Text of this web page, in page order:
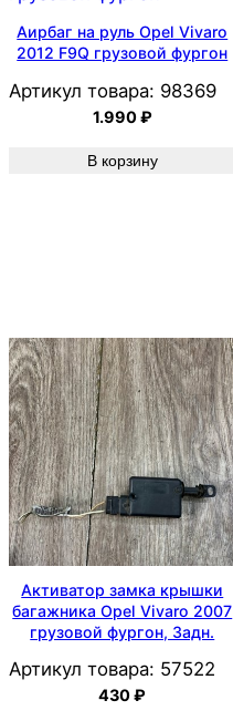
Аирбаг на руль Opel Vivaro
2012 F9Q грузовой фургон
Артикул товара: 98369
1.990₽
В корзину
Активатор замка крышки
багажника Opel Vivaro 2007
грузовой фургон, Задн.
Артикул товара: 57522
430₽